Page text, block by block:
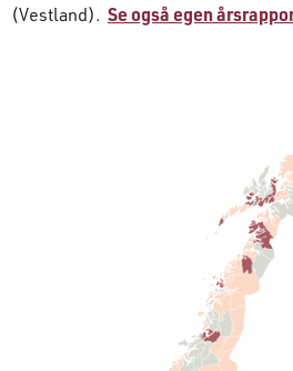
(Vestland). Se også egen